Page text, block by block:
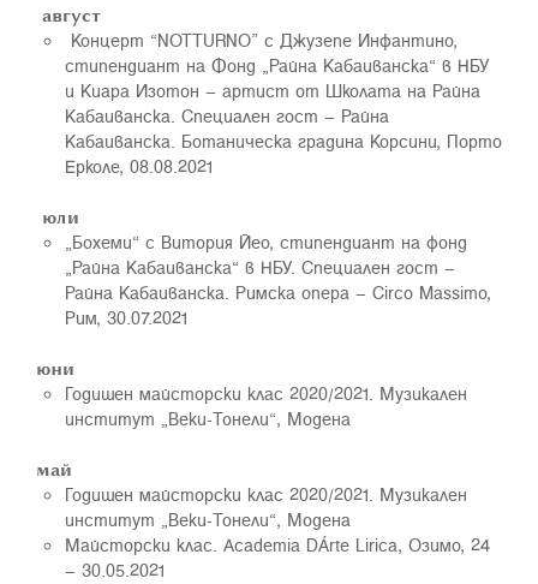
август
Концерт “NOTTURNO” с Джузепе Инфантино,
стипендиант на Фонд „Райна Кабаиванска“ в НБУ
и Киара Изотон – артист от Школата на Райна
Кабаиванска. Специален гост – Райна
Кабаиванска. Ботаническа градина Корсини, Порто
Ерколе, 08.08.2021
юли
„Бохеми“ с Витория Йео, стипендиант на фонд
„Райна Кабаиванска“ в НБУ. Специален гост –
Райна Кабаиванска. Римска опера – Circo Massimo,
Рим, 30.07.2021
юни
Годишен майсторски клас 2020/2021. Музикален
институт „Веки-Тонели“, Модена
май
Годишен майсторски клас 2020/2021. Музикален
институт „Веки-Тонели“, Модена
Майсторски клас. Academia DÁrte Lirica, Озимо, 24
– 30.05.2021